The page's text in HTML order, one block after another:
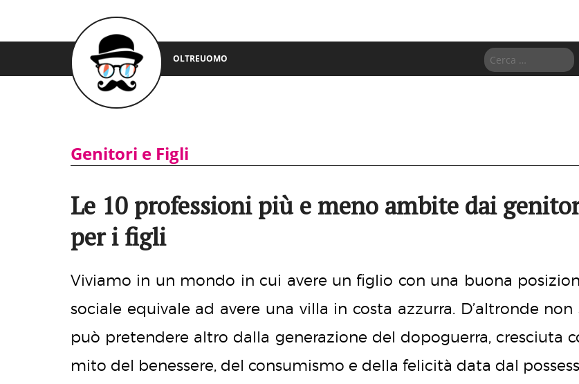
OLTREUOMO
Genitori e Figli
Le 10 professioni più e meno ambite dai
per i figli
Viviamo in un mondo in cui avere un figlio con una buona
sociale equivale ad avere una villa in costa azzurra. D’altronde non
può pretendere altro dalla generazione del dopoguerra, cresciuta
mito del benessere, del consumismo e della felicità data dal